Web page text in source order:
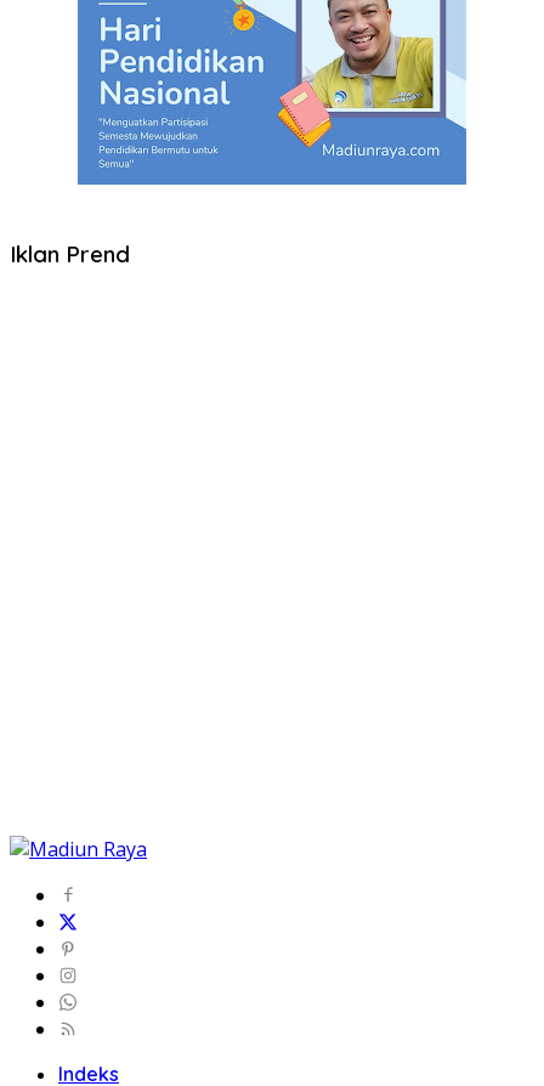
Iklan Prend
Indeks